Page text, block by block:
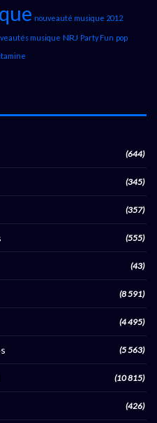
nouveauté musique 2012
musique NRJ Party Fun pop
(644)
(345)
(357)
(555)
(43)
(8 591)
(4 495)
(5 563)
(10 815)
(426)